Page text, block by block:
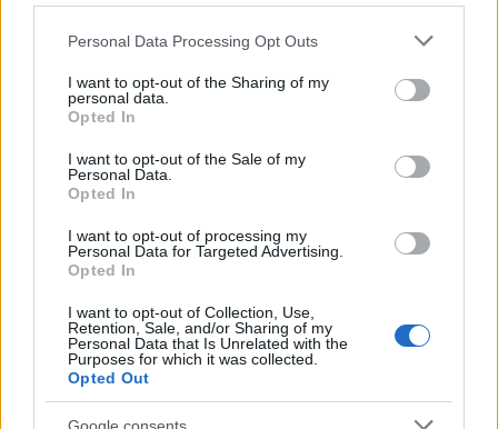
Please note that this website/app uses one or more Google
not limited to your visit or usage behaviour. You may click to
grant or deny consent to Google and its third-party tags to
use your data for below specified purposes in below Google
consent section.
Personal Data Processing Opt Outs
I want to opt-out of the Sharing of my
personal data.
Opted In
I want to opt-out of the Sale of my
Personal Data.
Opted In
I want to opt-out of processing my
Personal Data for Targeted Advertising.
Opted In
I want to opt-out of Collection, Use,
Retention, Sale, and/or Sharing of my
Personal Data that Is Unrelated with the
Purposes for which it was collected.
Opted Out
Google consents
Continua a leggere
RECENSIONI
Tutte le uscite discografiche italiane della settimana